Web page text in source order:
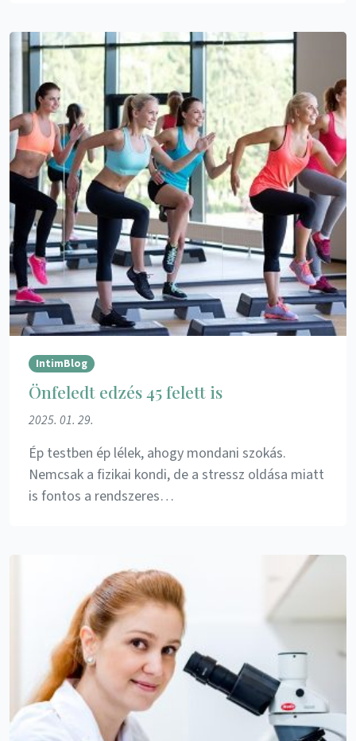
IntimBlog
Önfeledt edzés 45 felett is
2025. 01. 29.
Ép testben ép lélek, ahogy mondani szokás.
Nemcsak a fizikai kondi, de a stressz oldása miatt
is fontos a rendszeres…